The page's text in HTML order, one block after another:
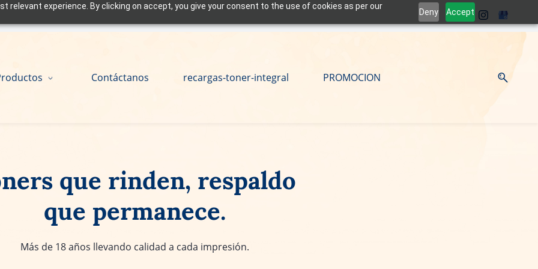
relevant experience. By clicking on accept, you give your consent to the use of cookies as per our
Deny Accept
Contáctanos recargas-toner-integral PROMOCION
que rinden, respaldo
que permanece.
Más de 18 años llevando calidad a cada impresión.